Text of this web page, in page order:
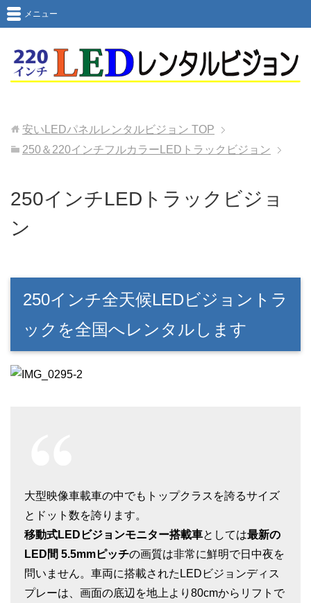
メニュー
安いLEDパネルレンタルビジョン TOP
250＆220インチフルカラーLEDトラックビジョン
250インチLEDトラックビジョ
ン
250インチ全天候LEDビジョントラ
ックを全国へレンタルします
大型映像車載車の中でもトップクラスを誇るサイズ
とドット数を誇ります。
移動式LEDビジョンモニター搭載車としては最新の
LED間 5.5mmピッチの画質は非常に鮮明で日中夜を
問いません。車両に搭載されたLEDビジョンディス
プレーは、画面の底辺を地上より80cmからリフトで